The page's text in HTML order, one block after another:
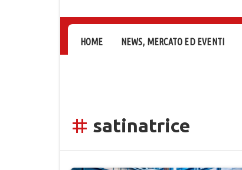
HOME NEWS, MERCATO ED EVENTI
tag satinatrice